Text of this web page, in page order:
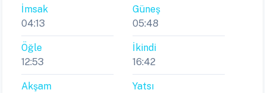
İmsak
04:13
Güneş
05:48
Öğle
12:53
İkindi
16:42
Akşam
Yatsı